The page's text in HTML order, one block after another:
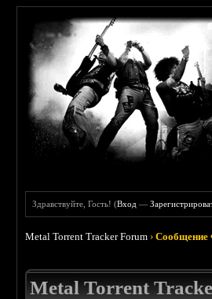
Здравствуйте, Гость! (Вход —
Metal Torrent Tracker Forum ›Сообщение
Metal Torrent